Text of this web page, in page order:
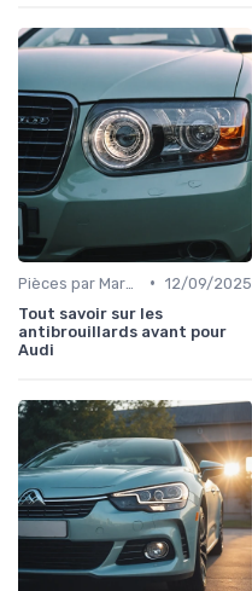
• 12/09/2025
Tout savoir sur les
antibrouillards avant pour
Audi